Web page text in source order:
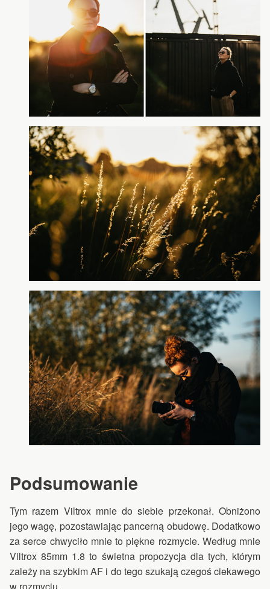
Podsumowanie
Tym razem Viltrox mnie do siebie przekonał. Obniżono
jego wagę, pozostawiając pancerną obudowę. Dodatkowo
za serce chwyciło mnie to piękne rozmycie. Według mnie
Viltrox 85mm 1.8 to świetna propozycja dla tych, którym
zależy na szybkim AF i do tego szukają czegoś ciekawego
w rozmyciu.